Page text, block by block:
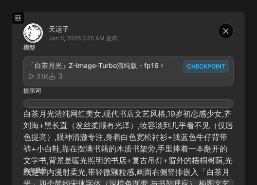
天运子
Jan 6, 2026 2:25 AM 发布
模型
「白茶月光」Z-Image-Turbo清纯版 - fp16
21K
3
CHECKPOINT
提示词
白茶月光清纯网红美女,现代书店文艺风格,19岁初恋感少女,齐
刘海+黑长直（发丝柔顺有光泽）,妆容淡到几乎看不见（仅唇
色提亮）,眼神清澈专注,身着白色宽松衬衫+浅蓝色牛仔背带
裤+小白鞋,靠在摆满书籍的木质书架旁,手里捧着一本翻开的
文学书,背景是暖光照明的书店+复古吊灯+窗外的梧桐树荫,光
线是室内漫射柔光,带轻微颗粒感,画面右侧竖排嵌入「白茶月
负向提示